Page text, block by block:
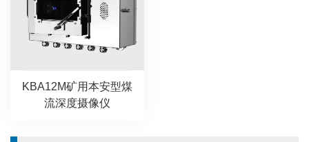
KBA12M矿用本安型煤
流深度摄像仪